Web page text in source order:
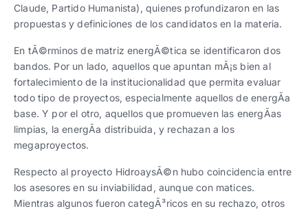
Claude, Partido Humanista), quienes profundizaron en las
propuestas y definiciones de los candidatos en la materia.
En tÃ©rminos de matriz energÃ©tica se identificaron dos
bandos. Por un lado, aquellos que apuntan mÃ¡s bien al
fortalecimiento de la institucionalidad que permita evaluar
todo tipo de proyectos, especialmente aquellos de energÃ­a
base. Y por el otro, aquellos que promueven las energÃ­as
limpias, la energÃ­a distribuida, y rechazan a los
megaproyectos.
Respecto al proyecto HidroaysÃ©n hubo coincidencia entre
los asesores en su inviabilidad, aunque con matices.
Mientras algunos fueron categÃ³ricos en su rechazo, otros